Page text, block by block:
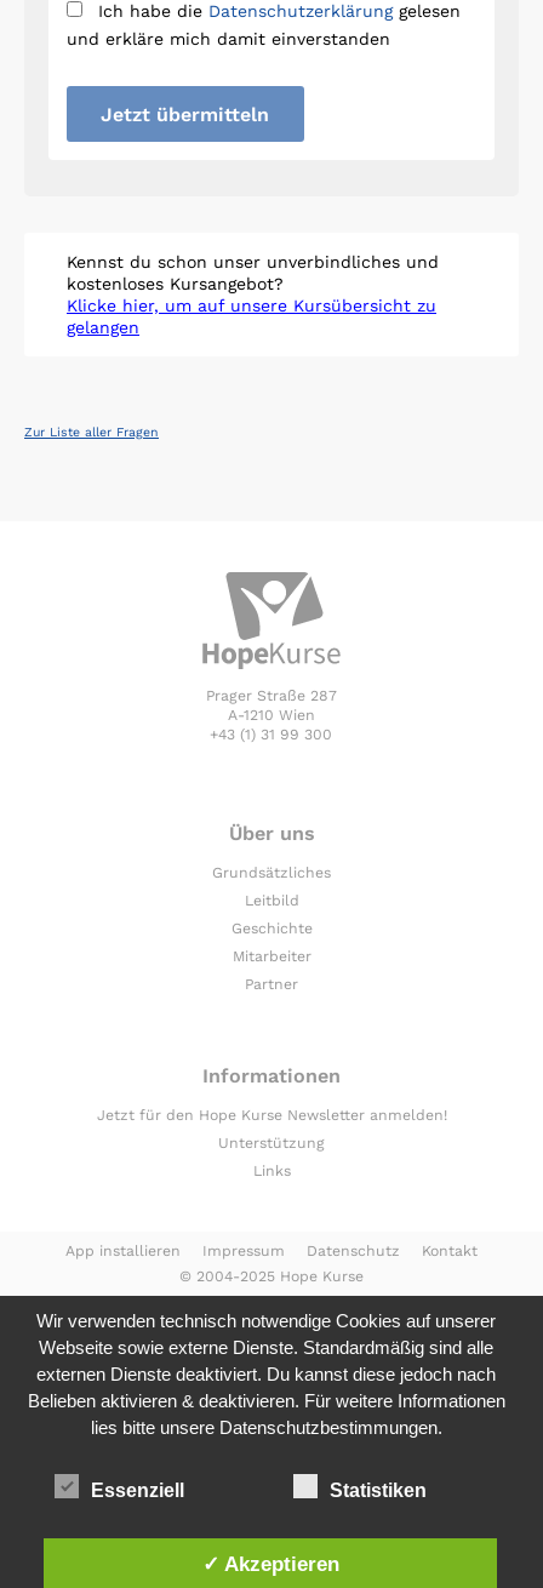
Ich habe die Datenschutzerklärunggelesen
und erkläre mich damit einverstanden
Jetzt übermitteln
Kennst du schon unser unverbindliches und
kostenloses Kursangebot?
Klicke hier, um auf unsere Kursübersicht zu
gelangen
Zur Liste aller Fragen
Prager Straße 287
A-1210 Wien
+43 (1) 31 99 300
Über uns
Grundsätzliches
Leitbild
Geschichte
Mitarbeiter
Partner
Informationen
Jetzt für den Hope Kurse Newsletter anmelden!
Unterstützung
Links
© 2004-2025 Hope Kurse
App installieren Impressum Datenschutz Kontakt
Wir verwenden technisch notwendige Cookies auf unserer
Webseite sowie externe Dienste. Standardmäßig sind alle
externen Dienste deaktiviert. Du kannst diese jedoch nach
Belieben aktivieren & deaktivieren. Für weitere Informationen
lies bitte unsere Datenschutzbestimmungen.
Essenziell Statistiken
✓ Akzeptieren